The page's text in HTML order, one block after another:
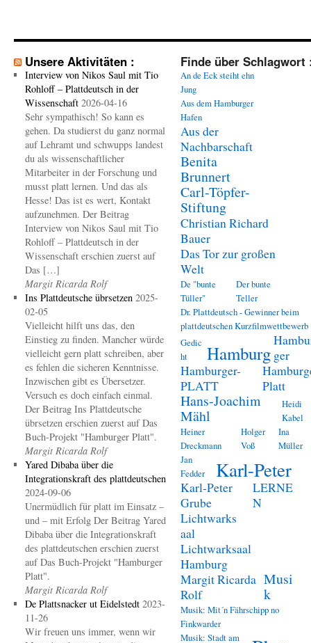
Unsere Aktivitäten :
Interview von Nikos Saul mit Tio
Rohloff – Plattdeutsch in der
Wissenschaft 2026-04-16
Sehr sympathisch! So kann es
gehen. Da studierst du ganz normal
auf Lehramt und schwupps landest
du als wissenschaftlicher
Mitarbeiter in der Forschung und
musst platt lernen. Und das als
Hesse! Das ist es wert, Kontakt
aufzunehmen. Der Beitrag
Interview von Nikos Saul mit Tio
Rohloff – Plattdeutsch in der
Wissenschaft erschien zuerst auf
Das […]
Margit Ricarda Rolf
Ins Plattdeutsche übrsetzen 2025-
02-05
Vielleicht hilft uns das, den
Einstieg zu finden. Mancher würde
vielleicht gern platt schreiben, aber
es fehlen die sicheren Kenntnisse.
Inzwischen gibt es Übersetzer.
Versuch es doch einfach einmal.
Der Beitrag Ins Plattdeutsche
übrsetzen erschien zuerst auf Das
Buch-Projekt "Hamburger Platt".
Margit Ricarda Rolf
Yared Dibaba über die
Integrationskraft des plattdeutschen
2024-09-06
Unermüdlich für platt im Einsatz –
und – mit Erfolg Der Beitrag Yared
Dibaba über die Integrationskraft
des plattdeutschen erschien zuerst
auf Das Buch-Projekt "Hamburger
Platt".
Margit Ricarda Rolf
De Plattsnacker ut Eidelstedt 2023-
11-26
Wir freuen uns immer, wenn wir
Finde über Schlagwort
An de Eck steiht ehn
Jung
Aus dem Hamburger
Hafen
Aus der
Nachbarschaft
Benita
Brunnert
Carl-Töpfer-
Stiftung
Christian Richard
Bauer
Das Tor zur großen
Welt
De "bunte
Tüller"
Der bunte
Teller
Dr. Plattdeutsch - Gewinner beim
plattdeutschen Kurzfilmwettbewerb
Gedic
ht
Hamburg ger
Hamburger-
PLATT
Platt
Hans-Joachim
Mähl
Heidi
Kabel
Heiner
Dreckmann
Holger
Voß
Ina
Müller
Jan
Fedder
Karl-Peter
Karl-Peter
Grube
LERNE
N
Lichtwarks
aal
Lichtwarksaal
Hamburg
Margit Ricarda
Rolf
Musi
k
Musik: Mit´n Fährschipp no
Finkwarder
Musik: Stadt am